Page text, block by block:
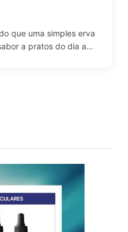
que uma simples erva
a pratos do dia a…